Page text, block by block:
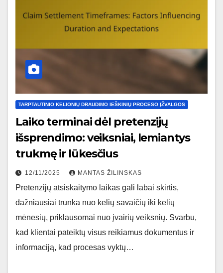
TARPTAUTINIO KELIONIŲ DRAUDIMO IEŠKINIŲ PROCESO ĮŽVALGOS
Laiko terminai dėl pretenzijų
išsprendimo: veiksniai, lemiantys
trukmę ir lūkesčius
12/11/2025 MANTAS ŽILINSKAS
Pretenzijų atsiskaitymo laikas gali labai skirtis,
dažniausiai trunka nuo kelių savaičių iki kelių
mėnesių, priklausomai nuo įvairių veiksnių. Svarbu,
kad klientai pateiktų visus reikiamus dokumentus ir
informaciją, kad procesas vyktų…